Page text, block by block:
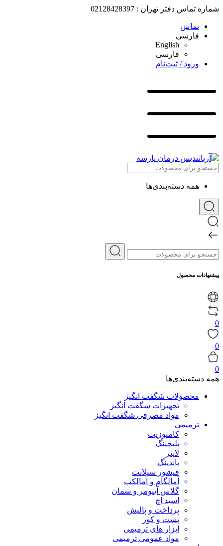
شماره تماس دفتر تهران : 02128428397
تماس
فارسی
English
فارسی
ورود / ثبت‌نام
همه دسته‌بندی‌ها
پیشنهادات محصول
0
0
0
همه دسته‌بندی‌ها
محصولات شگفت انگیز
تجهیزات شگفت انگیز
مواد مصرفی شگفت انگیز
ترمیمی
کامپوزیت
بلیچینگ
لاینر
باندینگ
فیشور سیلانت
آمالگام و آمالکپ
گلاس آینومر و سمان
اسید اچ
پرداخت و پالیش
پست و کور
ابزار های ترمیمی
مواد عمومی ترمیمی